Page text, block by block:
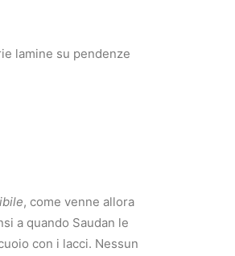
lamine su pendenze
, come venne allora
a quando Saudan le
con i lacci. Nessun